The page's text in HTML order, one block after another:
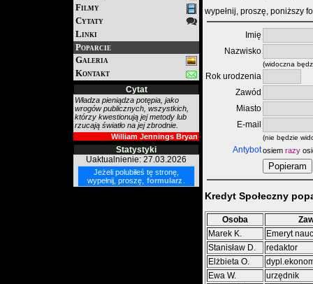
Filmy
Cytaty
Linki
Poparcie
Galeria
Kontakt
Cytat
Władza pieniądza potępia, jako
wrogów publicznych, wszystkich,
którzy kwestionują jej metody lub
rzucają światło na jej zbrodnie.
William Jennings Bryan
Statystyki
Uaktualnienie: 27.03.2026
Jeżeli polubiłeś tę stronę,
wypełnij, proszę, formularz
wypełnij, proszę, poniższy
Imię
Nazwisko
(widoczna
Rok urodzenia
Zawód
Miasto
E-mail
(nie będzie
Antybotosiem razy
Kredyt Społeczny
Osoba
Marek K.
Emeryt
Stanisław D.
redaktor
Elżbieta O.
Ewa W.
urzędnik